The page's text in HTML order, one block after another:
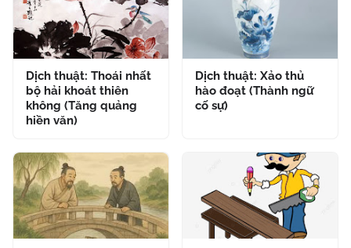
Dịch thuật: Thoái nhất
bộ hải khoát thiên
không (Tăng quảng
hiền văn)
Dịch thuật: Xảo thủ
hào đoạt (Thành ngữ
cố sự)